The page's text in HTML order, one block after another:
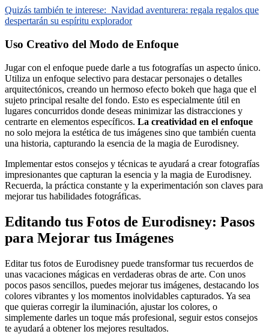
Quizás también te interese: Navidad aventurera: regala regalos que
despertarán su espíritu explorador
Uso Creativo del Modo de Enfoque
Jugar con el enfoque puede darle a tus fotografías un aspecto único.
Utiliza un enfoque selectivo para destacar personajes o detalles
arquitectónicos, creando un hermoso efecto bokeh que haga que el
sujeto principal resalte del fondo. Esto es especialmente útil en
lugares concurridos donde deseas minimizar las distracciones y
centrarte en elementos específicos. La creatividad en el enfoque
no solo mejora la estética de tus imágenes sino que también cuenta
una historia, capturando la esencia de la magia de Eurodisney.
Implementar estos consejos y técnicas te ayudará a crear fotografías
impresionantes que capturan la esencia y la magia de Eurodisney.
Recuerda, la práctica constante y la experimentación son claves para
mejorar tus habilidades fotográficas.
Editando tus Fotos de Eurodisney: Pasos
para Mejorar tus Imágenes
Editar tus fotos de Eurodisney puede transformar tus recuerdos de
unas vacaciones mágicas en verdaderas obras de arte. Con unos
pocos pasos sencillos, puedes mejorar tus imágenes, destacando los
colores vibrantes y los momentos inolvidables capturados. Ya sea
que quieras corregir la iluminación, ajustar los colores, o
simplemente darles un toque más profesional, seguir estos consejos
te ayudará a obtener los mejores resultados.